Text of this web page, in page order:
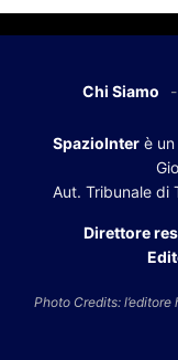
Chi Siamo
SpazioInter è
Aut. Tribunale di
Direttore
Photo Credits: